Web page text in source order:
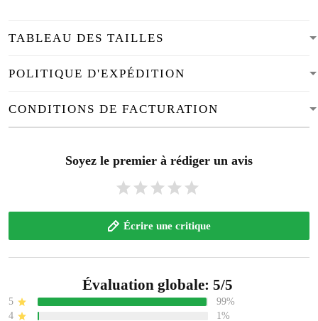
TABLEAU DES TAILLES
POLITIQUE D'EXPÉDITION
CONDITIONS DE FACTURATION
Soyez le premier à rédiger un avis
Écrire une critique
Évaluation globale: 5/5
5
99%
4
1%